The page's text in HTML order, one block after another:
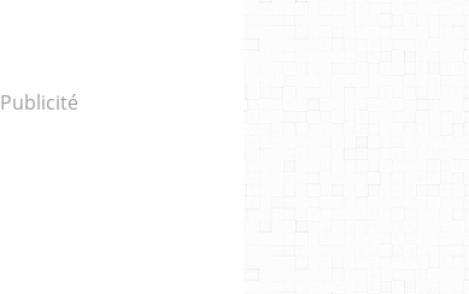
Publicité